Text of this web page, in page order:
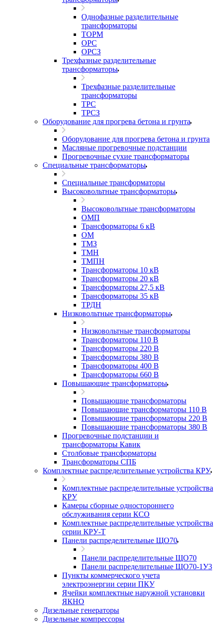
Однофазные разделительные
трансформаторы
ТОРМ
ОРС
ОРСЗ
Трехфазные разделительные
трансформаторы
Трехфазные разделительные
трансформаторы
ТРС
ТРСЗ
Оборудование для прогрева бетона и грунта
Оборудование для прогрева бетона и грунта
Масляные прогревочные подстанции
Прогревочные сухие трансформаторы
Специальные трансформаторы
Специальные трансформаторы
Высоковольтные трансформаторы
Высоковольтные трансформаторы
ОМП
Трансформаторы 6 кВ
ОМ
ТМЗ
ТМН
ТМПН
Трансформаторы 10 кВ
Трансформаторы 20 кВ
Трансформаторы 27,5 кВ
Трансформаторы 35 кВ
ТРДН
Низковольтные трансформаторы
Низковольтные трансформаторы
Трансформаторы 110 В
Трансформаторы 220 В
Трансформаторы 380 В
Трансформаторы 400 В
Трансформаторы 660 В
Повышающие трансформаторы
Повышающие трансформаторы
Повышающие трансформаторы 110 В
Повышающие трансформаторы 220 В
Повышающие трансформаторы 380 В
Прогревочные подстанции и
трансформаторы Кавик
Столбовые трансформаторы
Трансформаторы СПБ
Комплектные распределительные устройства КРУ
Комплектные распределительные устройства
КРУ
Камеры сборные одностороннего
обслуживания серии КСО
Комплектные распределительные устройства
серии КРУ-Т
Панели распределительные ЩО70
Панели распределительные ЩО70
Панели распределительные ЩО70-1У3
Пункты коммерческого учета
электроэнергии серии ПКУ
Ячейки комплектные наружной установки
ЯКНО
Дизельные генераторы
Дизельные компрессоры